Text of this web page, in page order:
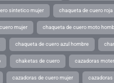
sintetico mujer chaqueta de cuero roja
mujer chaqueta de cuero moto
chaqueta de cuero azul hombre
chaketas de cuero cazadoras
cazadoras de cuero mujer cazadoras